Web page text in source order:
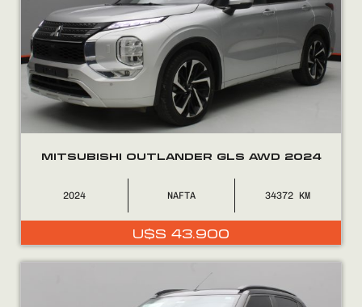
VENDÉ
FINANCIÁ
NOSOTROS
CONTACTO
MITSUBISHI OUTLANDER GLS AWD 2024
2024 NAFTA 34372
U$S 43.900